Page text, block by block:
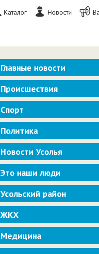
Каталог Новости
Главные новости
Происшествия
Спорт
Политика
Новости Усолья
Это наши люди
Усольский район
ЖКХ
Медицина